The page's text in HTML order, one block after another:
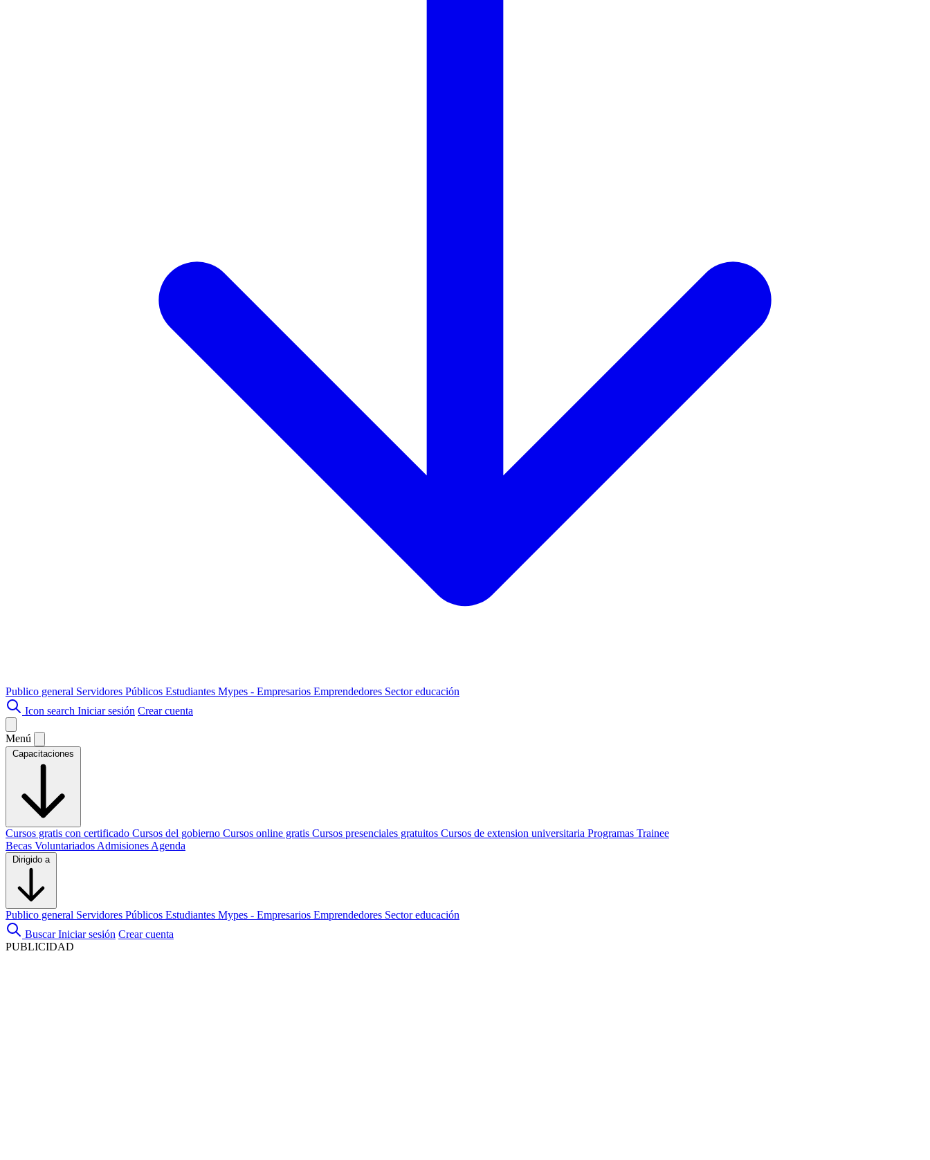
Publico general Servidores Públicos Estudiantes Mypes - Empresarios Emprendedores Sector educación
Icon search Iniciar sesión Crear cuenta
Menú
Capacitaciones
Cursos gratis con certificado Cursos del gobierno Cursos online gratis Cursos presenciales gratuitos Cursos de extension universitaria Programas Trainee
Becas Voluntariados Admisiones Agenda
Dirigido a
Publico general Servidores Públicos Estudiantes Mypes - Empresarios Emprendedores Sector educación
Buscar Iniciar sesión Crear cuenta
PUBLICIDAD